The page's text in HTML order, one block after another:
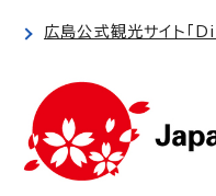
広島公式観光サイト